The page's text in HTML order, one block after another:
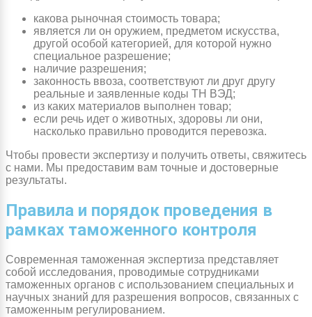
какова рыночная стоимость товара;
является ли он оружием, предметом искусства,
другой особой категорией, для которой нужно
специальное разрешение;
наличие разрешения;
законность ввоза, соответствуют ли друг другу
реальные и заявленные коды ТН ВЭД;
из каких материалов выполнен товар;
если речь идет о животных, здоровы ли они,
насколько правильно проводится перевозка.
Чтобы провести экспертизу и получить ответы, свяжитесь
с нами. Мы предоставим вам точные и достоверные
результаты.
Правила и порядок проведения в
рамках таможенного контроля
Современная таможенная экспертиза представляет
собой исследования, проводимые сотрудниками
таможенных органов с использованием специальных и
научных знаний для разрешения вопросов, связанных с
таможенным регулированием.